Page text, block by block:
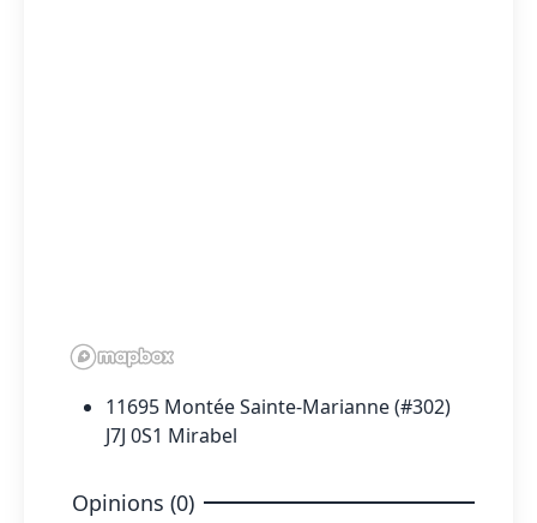
11695 Montée Sainte-Marianne (#302)
J7J 0S1 Mirabel
Opinions (0)